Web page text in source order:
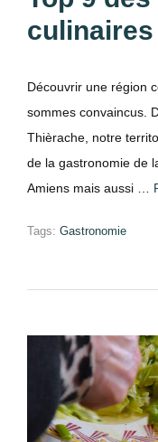
Découvrir une région
sommes convaincus.
Thièrache, notre
de la gastronomie de
Amiens mais aussi …
Tags: Gastronomie